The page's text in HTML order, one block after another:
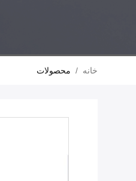
خانه / محصولات